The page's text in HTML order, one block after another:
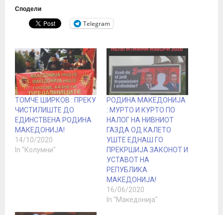
Сподели
Telegram
ТОМЧЕ ШИРКОВ : ПРЕКУ
ЧИСТИЛИШТЕ ДО
ЕДИНСТВЕНА РОДИНА
МАКЕДОНИЈА!
14/10/2020
In "Колумни"
РОДИНА МАКЕДОНИЈА
: МУРТО И КУРТО ПО
НАЛОГ НА НИВНИОТ
ГАЗДА ОД КАЛЕТО
УШТЕ ЕДНАШ ГО
ПРЕКРШИЈА ЗАКОНОТ И
УСТАВОТ НА
РЕПУБЛИКА
МАКЕДОНИЈА!
16/06/2020
In "Македонија"